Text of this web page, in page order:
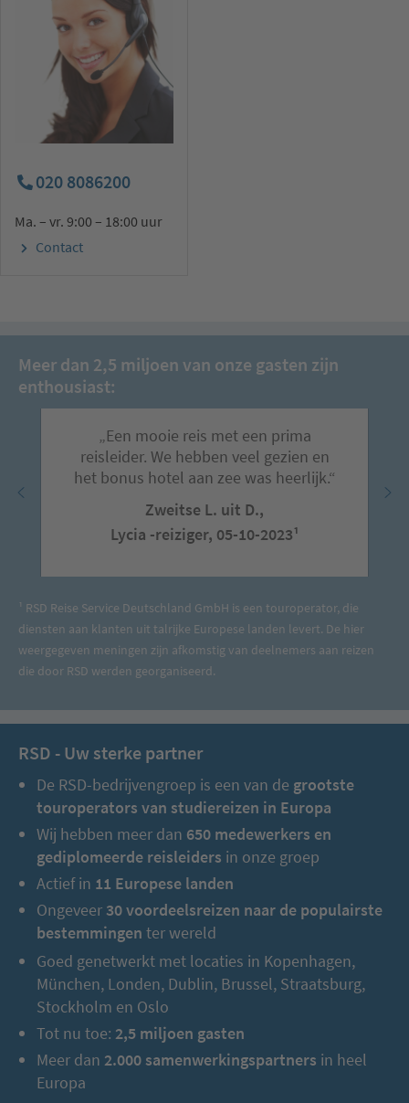
020 8086200
Ma. – vr. 9:00 – 18:00 uur
Contact
Meer dan 2,5 miljoen van onze gasten zijn
enthousiast:
„Een mooie reis met een prima
reisleider. We hebben veel gezien en
het bonus hotel aan zee was heerlijk.“
Zweitse L. uit D.,
Lycia -reiziger, 05-10-2023¹
¹ RSD Reise Service Deutschland GmbH is een touroperator, die
diensten aan klanten uit talrijke Europese landen levert. De hier
weergegeven meningen zijn afkomstig van deelnemers aan reizen
die door RSD werden georganiseerd.
RSD - Uw sterke partner
De RSD-bedrijvengroep is een van de grootste
touroperators van studiereizen in Europa
Wij hebben meer dan 650 medewerkers en
gediplomeerde reisleiders in onze groep
Actief in 11 Europese landen
Ongeveer 30 voordeelsreizen naar de populairste
bestemmingen ter wereld
Goed genetwerkt met locaties in Kopenhagen,
München, Londen, Dublin, Brussel, Straatsburg,
Stockholm en Oslo
Tot nu toe: 2,5 miljoen gasten
Meer dan 2.000 samenwerkingspartners in heel
Europa